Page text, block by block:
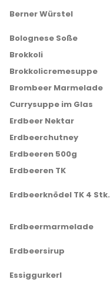
Berner Würstel
Bolognese Soße
Brokkoli
Brokkolicremesuppe
Brombeer Marmelade
Currysuppe im Glas
Erdbeer Nektar
Erdbeerchutney
Erdbeeren 500g
Erdbeeren TK
Erdbeerknödel TK 4 Stk.
Erdbeermarmelade
Erdbeersirup
Essiggurkerl